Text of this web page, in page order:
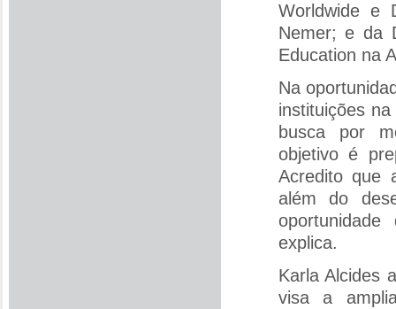
Worldwide e
Nemer; e da
Education na
Na
instituições
busca por
objetivo é
Acredito que
além do
explica.
Karla Alcides
visa a